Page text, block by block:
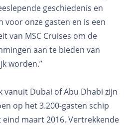
geschiedenis en
voor onze gasten en is een
van MSC Cruises om de
aan te bieden van
worden.”
vanuit Dubai of Abu Dhabi zijn
op het 3.200-gasten schip
maart 2016. Vertrekkende